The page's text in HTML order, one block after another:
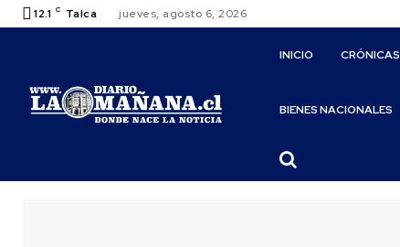
12.1 C Talca jueves, agosto 6, 2026
INICIO CRÓNICAS
BIENES NACIONALES